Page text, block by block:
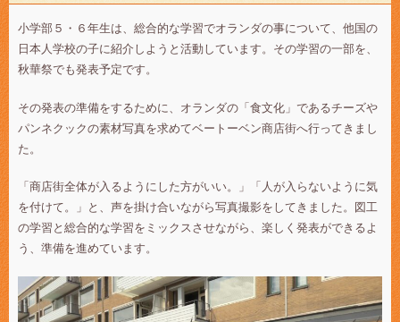
小学部５・６年生は、総合的な学習でオランダの事について、他国の
日本人学校の子に紹介しようと活動しています。その学習の一部を、
秋華祭でも発表予定です。
その発表の準備をするために、オランダの「食文化」であるチーズや
パンネクックの素材写真を求めてベートーベン商店街へ行ってきまし
た。
「商店街全体が入るようにした方がいい。」「人が入らないように気
を付けて。」と、声を掛け合いながら写真撮影をしてきました。図工
の学習と総合的な学習をミックスさせながら、楽しく発表ができるよ
う、準備を進めています。